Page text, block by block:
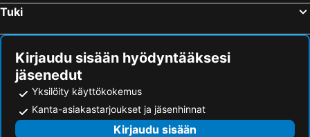
Tuki
Kirjaudu sisään hyödyntääksesi
jäsenedut
Yksilöity käyttökokemus
Kanta-asiakastarjoukset ja jäsenhinnat
Kirjaudu sisään